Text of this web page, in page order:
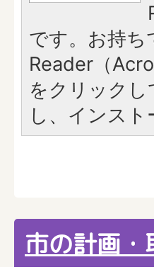
です。お持
Reader（
をクリック
し、インス
市の計画・